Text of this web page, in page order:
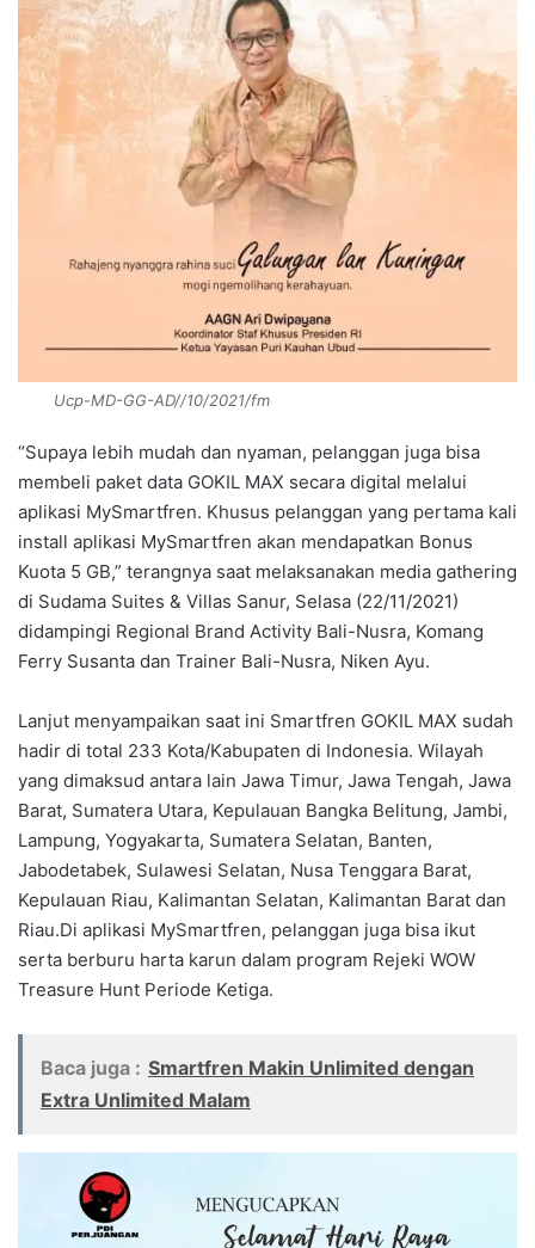
Ucp-MD-GG-AD//10/2021/fm
“Supaya lebih mudah dan nyaman, pelanggan juga bisa
membeli paket data GOKIL MAX secara digital melalui
aplikasi MySmartfren. Khusus pelanggan yang pertama kali
install aplikasi MySmartfren akan mendapatkan Bonus
Kuota 5 GB,” terangnya saat melaksanakan media gathering
di Sudama Suites & Villas Sanur, Selasa (22/11/2021)
didampingi Regional Brand Activity Bali-Nusra, Komang
Ferry Susanta dan Trainer Bali-Nusra, Niken Ayu.
Lanjut menyampaikan saat ini Smartfren GOKIL MAX sudah
hadir di total 233 Kota/Kabupaten di Indonesia. Wilayah
yang dimaksud antara lain Jawa Timur, Jawa Tengah, Jawa
Barat, Sumatera Utara, Kepulauan Bangka Belitung, Jambi,
Lampung, Yogyakarta, Sumatera Selatan, Banten,
Jabodetabek, Sulawesi Selatan, Nusa Tenggara Barat,
Kepulauan Riau, Kalimantan Selatan, Kalimantan Barat dan
Riau.Di aplikasi MySmartfren, pelanggan juga bisa ikut
serta berburu harta karun dalam program Rejeki WOW
Treasure Hunt Periode Ketiga.
Baca juga : Smartfren Makin Unlimited dengan
Extra Unlimited Malam